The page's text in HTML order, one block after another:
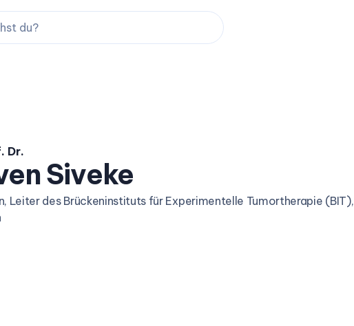
Dr.
Siveke
Leiter des Brückeninstituts für Experimentelle Tumortherapie (BIT),